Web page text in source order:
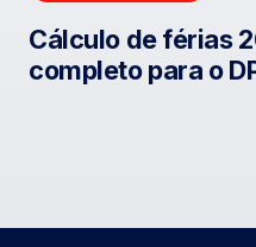
Cálculo de férias
completo para o